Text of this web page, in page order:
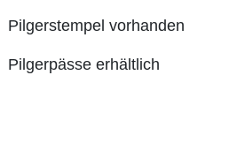
Pilgerstempel vorhanden
Pilgerpässe erhältlich